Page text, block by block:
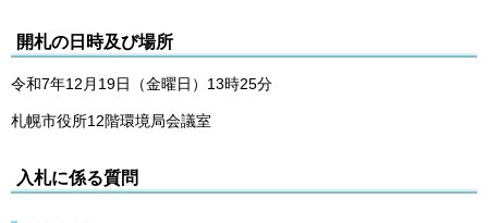
開札の日時及び場所
令和7年12月19日（金曜日）13時25分
札幌市役所12階環境局会議室
入札に係る質問